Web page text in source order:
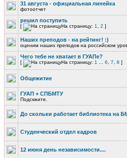
31 августа - официальная линейка
фотоотчет
решил поступить
[ На страницу: 1 2 ]
Наших преподов - на рейтинг! :)
оценим наших преподов на российском
Чего тебе не хватает в ГУАПе?
[ На страницу: 1 6 7 8 ]
Общежитие
ГУАП + СПБМТУ
Подскжите.
До скольки работает библиотека на
Студенческий отдел кадров
12 июня день независимости....